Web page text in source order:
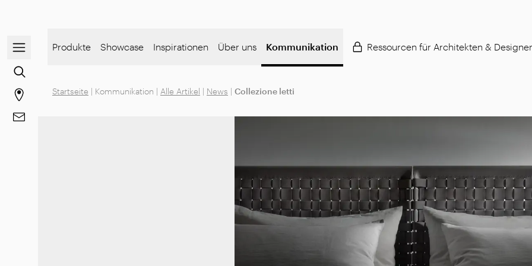
Navigationsmenü öffnen / schließen
Zur Inhaltssuche gehen
Gehen Sie zur Store-Seite
Gehe zu Kontakt
Produkte Showcase Inspirationen Über uns Kommunikation Ressourcen für Architekten & Designer
Startseite | Kommunikation | Alle Artikel | News | Collezione letti